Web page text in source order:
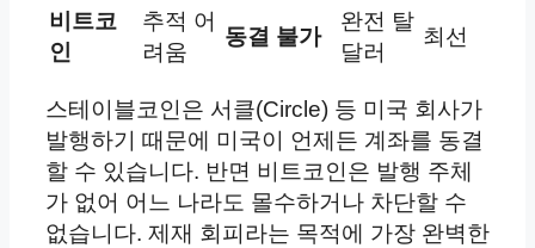
비트코
인
추적 어
려움
동결 불가
완전 탈
달러
최선
스테이블코인은 서클(Circle) 등 미국 회사가
발행하기 때문에 미국이 언제든 계좌를 동결
할 수 있습니다. 반면 비트코인은 발행 주체
가 없어 어느 나라도 몰수하거나 차단할 수
없습니다. 제재 회피라는 목적에 가장 완벽한